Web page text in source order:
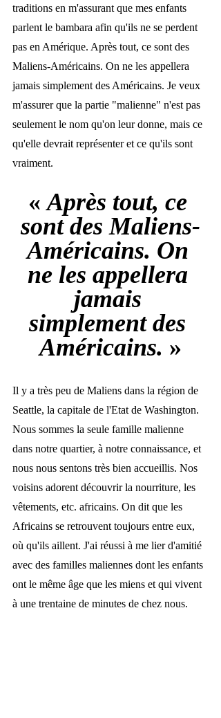
traditions en m'assurant que mes enfants
parlent le bambara afin qu'ils ne se perdent
pas en Amérique. Après tout, ce sont des
Maliens-Américains. On ne les appellera
jamais simplement des Américains. Je veux
m'assurer que la partie "malienne" n'est pas
seulement le nom qu'on leur donne, mais ce
qu'elle devrait représenter et ce qu'ils sont
vraiment.
« Après tout, ce
sont des Maliens-
Américains. On
ne les appellera
jamais
simplement des
Américains. »
Il y a très peu de Maliens dans la région de
Seattle, la capitale de l'Etat de Washington.
Nous sommes la seule famille malienne
dans notre quartier, à notre connaissance, et
nous nous sentons très bien accueillis. Nos
voisins adorent découvrir la nourriture, les
vêtements, etc. africains. On dit que les
Africains se retrouvent toujours entre eux,
où qu'ils aillent. J'ai réussi à me lier d'amitié
avec des familles maliennes dont les enfants
ont le même âge que les miens et qui vivent
à une trentaine de minutes de chez nous.